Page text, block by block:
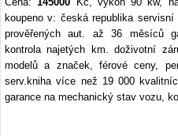
koupeno v: česká republika
prověřených aut. až 36 měsíců
kontrola najetých km. doživotní
modelů a značek, férové ceny,
serv.kniha více než 19 000
garance na mechanický stav vozu,